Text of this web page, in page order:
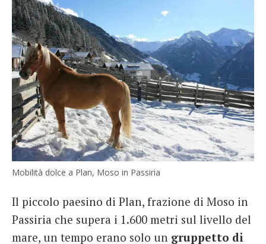
Mobilità dolce a Plan, Moso in Passiria
Il piccolo paesino di Plan, frazione di Moso in
Passiria che supera i 1.600 metri sul livello del
mare, un tempo erano solo un gruppetto di